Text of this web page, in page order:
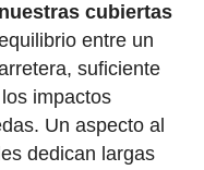
cubiertas
entre un
suficiente
impactos
Un aspecto al
dedican largas